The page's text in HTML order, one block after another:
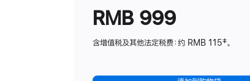
RMB 999
含增值税及其他法定税费：约 RMB 115‡。